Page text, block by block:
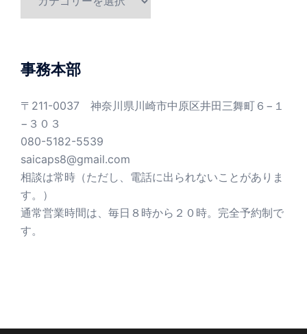
ー
事務本部
〒211-0037 神奈川県川崎市中原区井田三舞町６−１
−３０３
080-5182-5539
saicaps8@gmail.com
相談は常時（ただし、電話に出られないことがありま
す。）
通常営業時間は、毎日８時から２０時。完全予約制で
す。